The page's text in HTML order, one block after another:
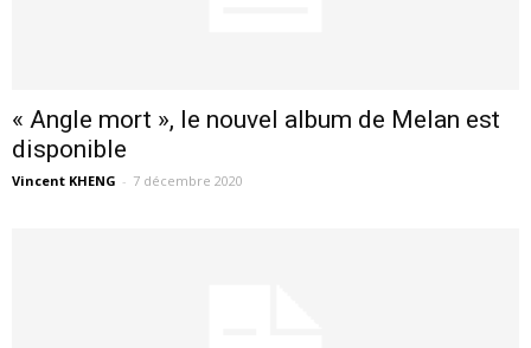
« Angle mort », le nouvel album de Melan est
disponible
Vincent KHENG - 7 décembre 2020